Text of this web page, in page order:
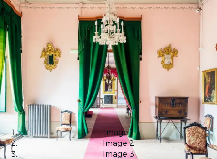
Image 1
Image 2
Image 3